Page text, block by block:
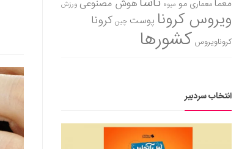
معمامعماری مو میوه هوش مصنوعی ورزش
ویروس کرونا پوست چین کرونا
کروناویروس کشورها
انتخاب سردبیر